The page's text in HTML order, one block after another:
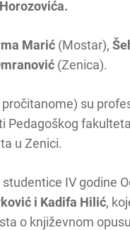
Marić (Mostar),
(Zenica).
su
Pedagoškog
u Zenici.
IV godine
i Kadifa Hilić,
o književnom